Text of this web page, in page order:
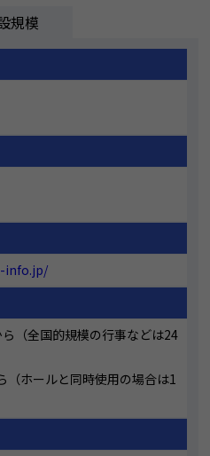
規模
info.jp/
（全国的規模の行事などは24
ホールと同時使用の場合は1